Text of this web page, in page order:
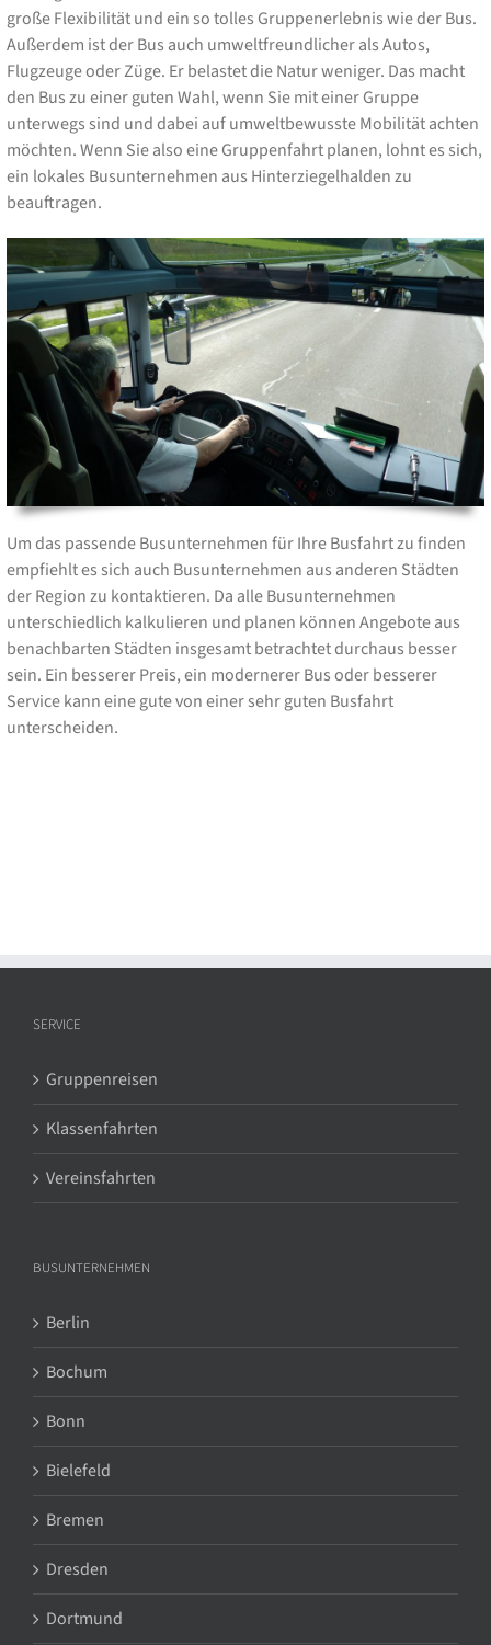
große Flexibilität und ein so tolles Gruppenerlebnis wie der Bus.
Außerdem ist der Bus auch umweltfreundlicher als Autos,
Flugzeuge oder Züge. Er belastet die Natur weniger. Das macht
den Bus zu einer guten Wahl, wenn Sie mit einer Gruppe
unterwegs sind und dabei auf umweltbewusste Mobilität achten
möchten. Wenn Sie also eine Gruppenfahrt planen, lohnt es sich,
ein lokales Busunternehmen aus Hinterziegelhalden zu
beauftragen.
Um das passende Busunternehmen für Ihre Busfahrt zu finden
empfiehlt es sich auch Busunternehmen aus anderen Städten
der Region zu kontaktieren. Da alle Busunternehmen
unterschiedlich kalkulieren und planen können Angebote aus
benachbarten Städten insgesamt betrachtet durchaus besser
sein. Ein besserer Preis, ein modernerer Bus oder besserer
Service kann eine gute von einer sehr guten Busfahrt
unterscheiden.
SERVICE
Gruppenreisen
Klassenfahrten
Vereinsfahrten
BUSUNTERNEHMEN
Berlin
Bochum
Bonn
Bielefeld
Bremen
Dresden
Dortmund